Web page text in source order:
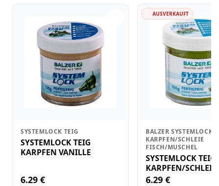
SYSTEMLOCK TEIG
SYSTEMLOCK TEIG
KARPFEN VANILLE
6.29 €
AUSVERKAUFT
BALZER SYSTEMLOCK
KARPFEN/SCHLEIE
FISCH/MUSCHEL
SYSTEMLOCK TEIG
KARPFEN/SCHLEIE
FISCH/MUSCHEL
6.29 €